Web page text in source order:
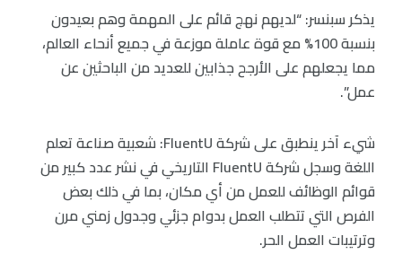
يذكر سبنسر: “لديهم نهج قائم على المهمة وهم بعيدون
بنسبة 100% مع قوة عاملة موزعة في جميع أنحاء العالم،
مما يجعلهم على الأرجح جذابين للعديد من الباحثين عن
عمل”.
شيء آخر ينطبق على شركة FluentU: شعبية صناعة تعلم
اللغة وسجل شركة FluentU التاريخي في نشر عدد كبير من
قوائم الوظائف للعمل من أي مكان، بما في ذلك بعض
الفرص التي تتطلب العمل بدوام جزئي وجدول زمني مرن
وترتيبات العمل الحر.